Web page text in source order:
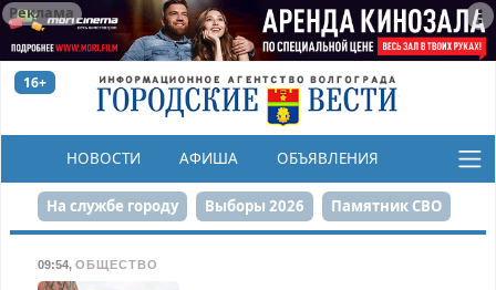
Реклама
16+
НОВОСТИ АФИША ОБЪЯВЛЕНИЯ
КОНКУРСЫ
На службе городу Выборы 2026 Памятник СВО
09:54, ОБЩЕСТВО